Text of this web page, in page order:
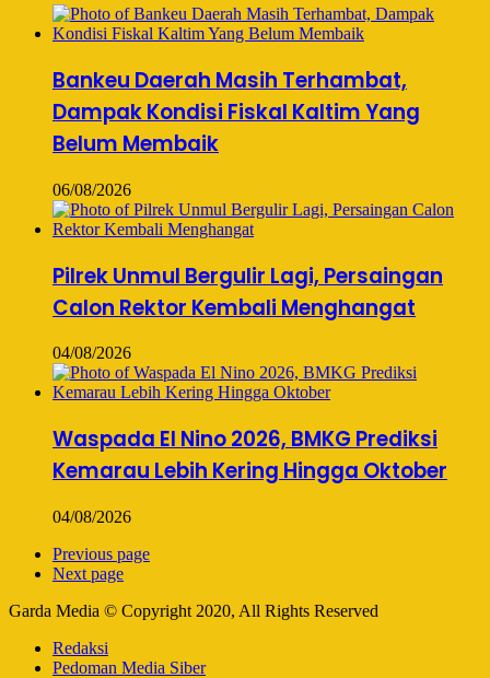
Bankeu Daerah Masih Terhambat,
Dampak Kondisi Fiskal Kaltim Yang
Belum Membaik
06/08/2026
Pilrek Unmul Bergulir Lagi, Persaingan
Calon Rektor Kembali Menghangat
04/08/2026
Waspada El Nino 2026, BMKG Prediksi
Kemarau Lebih Kering Hingga Oktober
04/08/2026
Previous page
Next page
Garda Media © Copyright 2020, All Rights Reserved
Redaksi
Pedoman Media Siber